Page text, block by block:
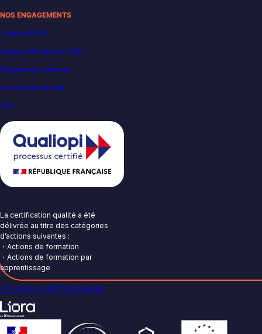
NOS ENGAGEMENTS
France 2030
Carbon Reduction Plan
Règlement intérieur
Accueil handicap
VAE
La certification qualité a été
délivrée au titre des catégories
d’actions suivantes :
・Actions de formation
・Actions de formation par
apprentissage
Consulter le certificat Qualiopi